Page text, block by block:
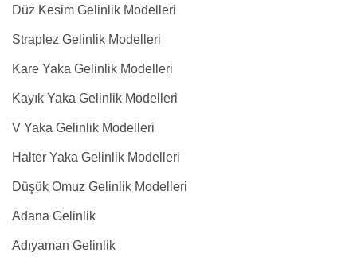
Düz Kesim Gelinlik Modelleri
Straplez Gelinlik Modelleri
Kare Yaka Gelinlik Modelleri
Kayık Yaka Gelinlik Modelleri
V Yaka Gelinlik Modelleri
Halter Yaka Gelinlik Modelleri
Düşük Omuz Gelinlik Modelleri
Adana Gelinlik
Adıyaman Gelinlik